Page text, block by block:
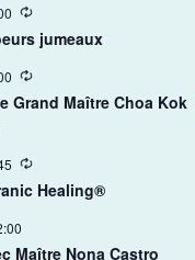
R
c
r
r
jumeaux
R
c
r
n
Grand Maître Choa Kok
R
e
c
r
Healing®
Maître Nona Castro